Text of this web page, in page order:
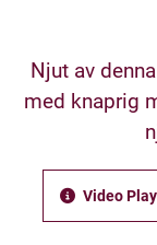
Njut av
med knaprig
Video